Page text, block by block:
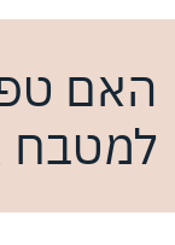
האם
למטבח